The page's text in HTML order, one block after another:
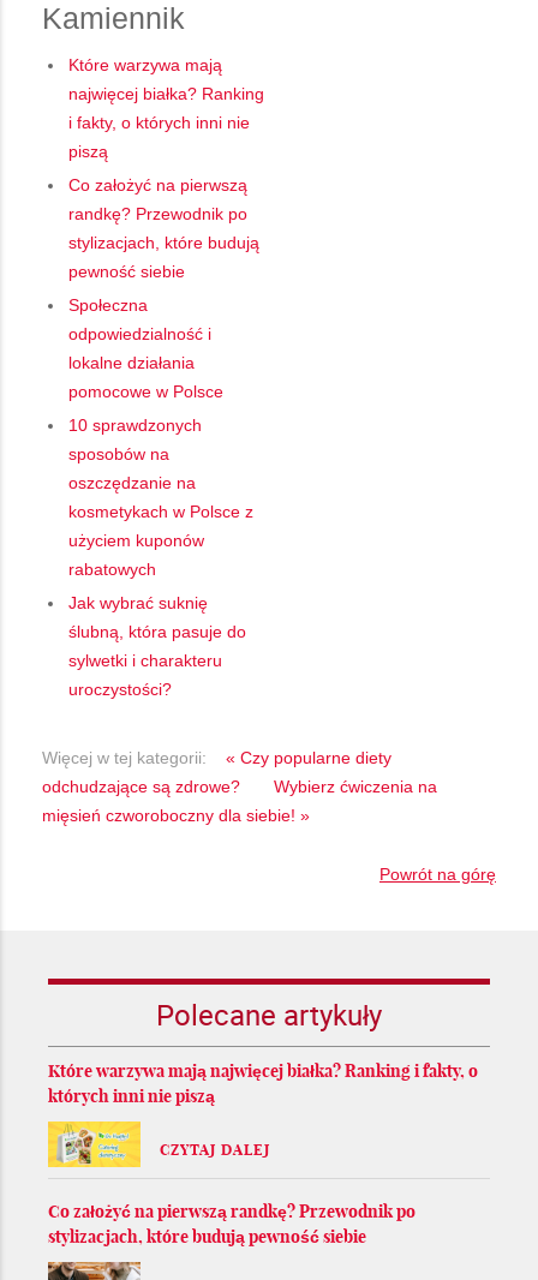
Kamiennik
Które warzywa mają
najwięcej białka? Ranking
i fakty, o których inni nie
piszą
Co założyć na pierwszą
randkę? Przewodnik po
stylizacjach, które budują
pewność siebie
Społeczna
odpowiedzialność i
lokalne działania
pomocowe w Polsce
10 sprawdzonych
sposobów na
oszczędzanie na
kosmetykach w Polsce z
użyciem kuponów
rabatowych
Jak wybrać suknię
ślubną, która pasuje do
sylwetki i charakteru
uroczystości?
Więcej w tej kategorii:
« Czy popularne diety
odchudzające są zdrowe?
Wybierz ćwiczenia na
mięsień czworoboczny dla siebie! »
Powrót na górę
Polecane artykuły
Które warzywa mają najwięcej białka? Ranking i fakty, o
których inni nie piszą
CZYTAJ DALEJ
Co założyć na pierwszą randkę? Przewodnik po
stylizacjach, które budują pewność siebie